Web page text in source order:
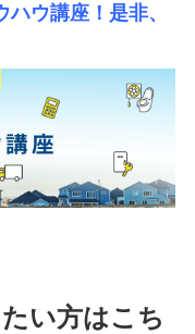
ウ講座！是非、
い方はこち